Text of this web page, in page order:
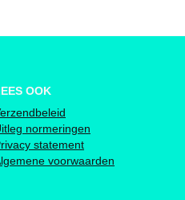
OOK
normeringen
statement
voorwaarden